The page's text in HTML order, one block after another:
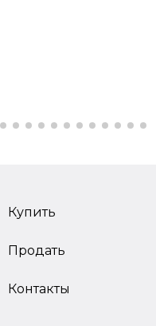
Купить
Продать
Контакты